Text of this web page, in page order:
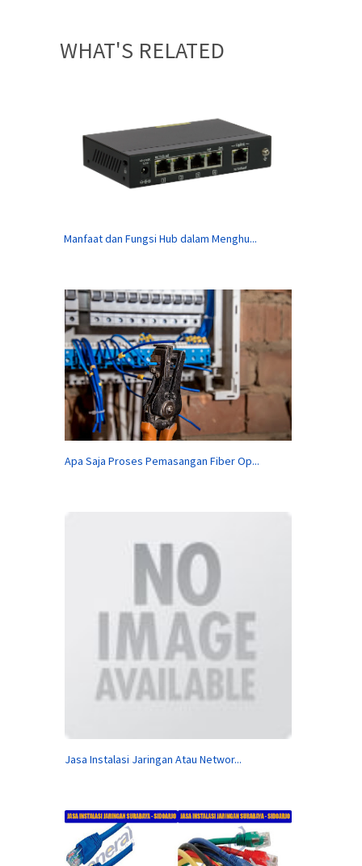
WHAT'S RELATED
Manfaat dan Fungsi Hub dalam Menghu...
Apa Saja Proses Pemasangan Fiber Op...
Jasa Instalasi Jaringan Atau Networ...